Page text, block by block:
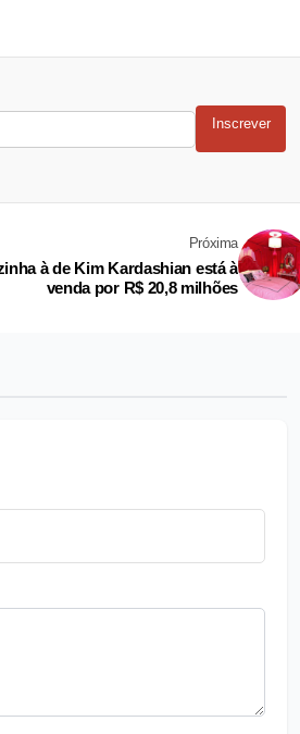
Inscrever
Próxima
à de Kim Kardashian está à
venda por R$ 20,8 milhões